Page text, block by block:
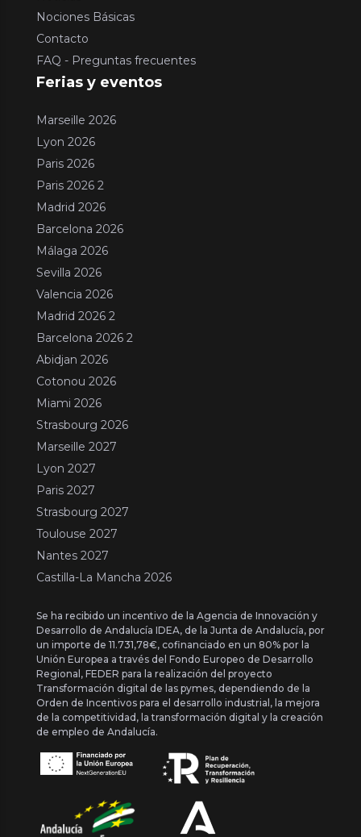
Nociones Básicas
Contacto
FAQ - Preguntas frecuentes
Ferias y eventos
Marseille 2026
Lyon 2026
Paris 2026
Paris 2026 2
Madrid 2026
Barcelona 2026
Málaga 2026
Sevilla 2026
Valencia 2026
Madrid 2026 2
Barcelona 2026 2
Abidjan 2026
Cotonou 2026
Miami 2026
Strasbourg 2026
Marseille 2027
Lyon 2027
Paris 2027
Strasbourg 2027
Toulouse 2027
Nantes 2027
Castilla-La Mancha 2026
Se ha recibido un incentivo de la Agencia de Innovación y
Desarrollo de Andalucía IDEA, de la Junta de Andalucía, por
un importe de 11.731,78€, cofinanciado en un 80% por la
Unión Europea a través del Fondo Europeo de Desarrollo
Regional, FEDER para la realización del proyecto
Transformación digital de las pymes, dependiendo de la
Orden de Incentivos para el desarrollo industrial, la mejora
de la competitividad, la transformación digital y la creación
de empleo de Andalucía.